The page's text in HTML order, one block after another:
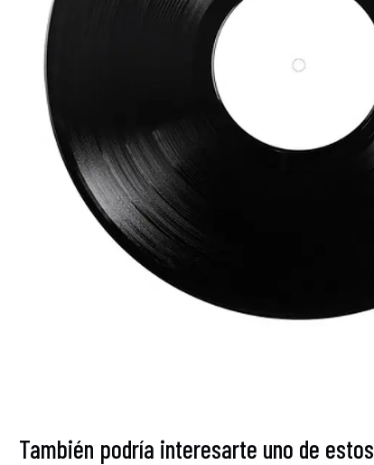
También podría interesarte uno de estos